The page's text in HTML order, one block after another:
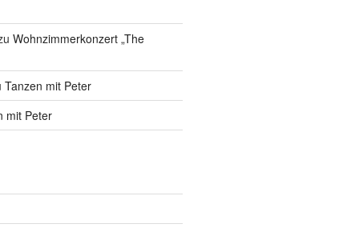
Wohnzimmerkonzert „The
Tanzen mit Peter
mit Peter